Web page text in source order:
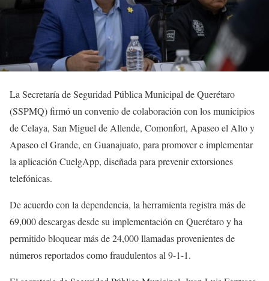
La Secretaría de Seguridad Pública Municipal de Querétaro
(SSPMQ) firmó un convenio de colaboración con los municipios
de Celaya, San Miguel de Allende, Comonfort, Apaseo el Alto y
Apaseo el Grande, en Guanajuato, para promover e implementar
la aplicación CuelgApp, diseñada para prevenir extorsiones
telefónicas.
De acuerdo con la dependencia, la herramienta registra más de
69,000 descargas desde su implementación en Querétaro y ha
permitido bloquear más de 24,000 llamadas provenientes de
números reportados como fraudulentos al 9-1-1.